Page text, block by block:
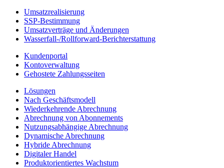
Umsatzrealisierung
SSP-Bestimmung
Umsatzverträge und Änderungen
Wasserfall-/Rollforward-Berichterstattung
Kundenportal
Kontoverwaltung
Gehostete Zahlungsseiten
Lösungen
Nach Geschäftsmodell
Wiederkehrende Abrechnung
Abrechnung von Abonnements
Nutzungsabhängige Abrechnung
Dynamische Abrechnung
Hybride Abrechnung
Digitaler Handel
Produktorientiertes Wachstum